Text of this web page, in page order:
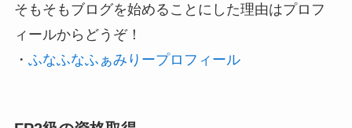
そもそもブログを始めることにした理由はプロフ
ィールからどうぞ！
・ ふなふなふぁみりープロフィール